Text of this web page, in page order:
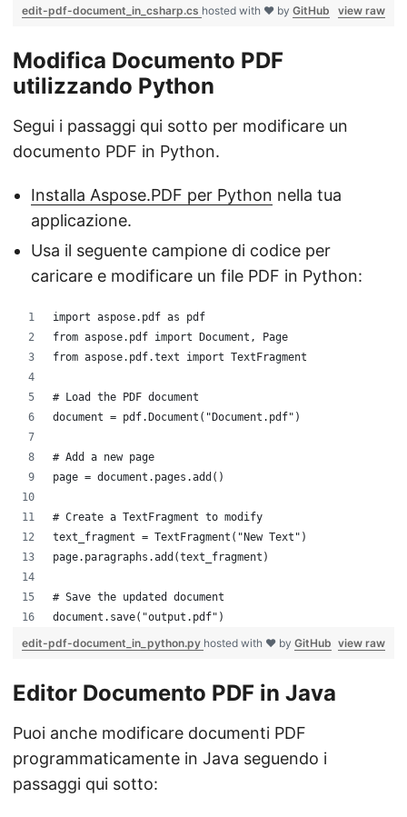
view raw
edit-pdf-document_in_csharp.cs hosted with ❤ by GitHub
Modifica Documento PDF
utilizzando Python
Segui i passaggi qui sotto per modificare un
documento PDF in Python.
Installa Aspose.PDF per Python nella tua
applicazione.
Usa il seguente campione di codice per
caricare e modificare un file PDF in Python:
import aspose.pdf as pdf
from aspose.pdf import Document, Page
from aspose.pdf.text import TextFragment
# Load the PDF document
document = pdf.Document("Document.pdf")
# Add a new page
page = document.pages.add()
# Create a TextFragment to modify
text_fragment = TextFragment("New Text")
page.paragraphs.add(text_fragment)
# Save the updated document
document.save("output.pdf")
view raw
edit-pdf-document_in_python.py hosted with ❤ by GitHub
Editor Documento PDF in Java
Puoi anche modificare documenti PDF
programmaticamente in Java seguendo i
passaggi qui sotto: